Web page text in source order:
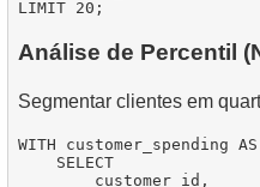
Análise de Percentil
Segmentar clientes em
WITH customer_spending
    SELECT
        customer_id,